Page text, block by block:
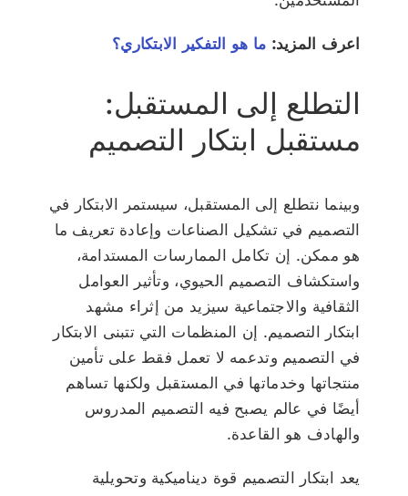
اعرف المزيد: ما هو التفكير الابتكاري؟
التطلع إلى المستقبل:
مستقبل ابتكار التصميم
وبينما نتطلع إلى المستقبل، سيستمر الابتكار في
التصميم في تشكيل الصناعات وإعادة تعريف ما
هو ممكن. إن تكامل الممارسات المستدامة،
واستكشاف التصميم الحيوي، وتأثير العوامل
الثقافية والاجتماعية سيزيد من إثراء مشهد
ابتكار التصميم. إن المنظمات التي تتبنى الابتكار
في التصميم وتدعمه لا تعمل فقط على تأمين
منتجاتها وخدماتها في المستقبل ولكنها تساهم
أيضًا في عالم يصبح فيه التصميم المدروس
والهادف هو القاعدة.
يعد ابتكار التصميم قوة ديناميكية وتحويلية